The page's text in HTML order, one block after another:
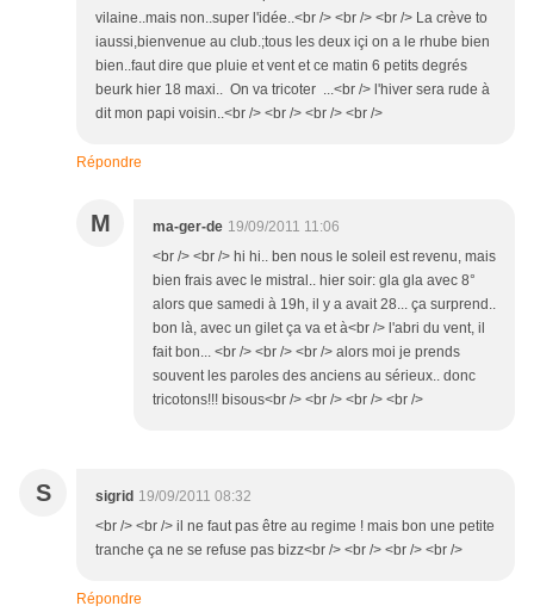
vilaine..mais non..super l'idée..<br /> <br /> <br /> La crève to
iaussi,bienvenue au club.;tous les deux içi on a le rhube bien
bien..faut dire que pluie et vent et ce matin 6 petits degrés
beurk hier 18 maxi.. On va tricoter ...<br /> l'hiver sera rude à
dit mon papi voisin..<br /> <br /> <br /> <br />
Répondre
M ma-ger-de 19/09/2011 11:06
<br /> <br /> hi hi.. ben nous le soleil est revenu, mais
bien frais avec le mistral.. hier soir: gla gla avec 8°
alors que samedi à 19h, il y a avait 28... ça surprend..
bon là, avec un gilet ça va et à<br /> l'abri du vent, il
fait bon... <br /> <br /> <br /> alors moi je prends
souvent les paroles des anciens au sérieux.. donc
tricotons!!! bisous<br /> <br /> <br /> <br />
S sigrid 19/09/2011 08:32
<br /> <br /> il ne faut pas être au regime ! mais bon une petite
tranche ça ne se refuse pas bizz<br /> <br /> <br /> <br />
Répondre